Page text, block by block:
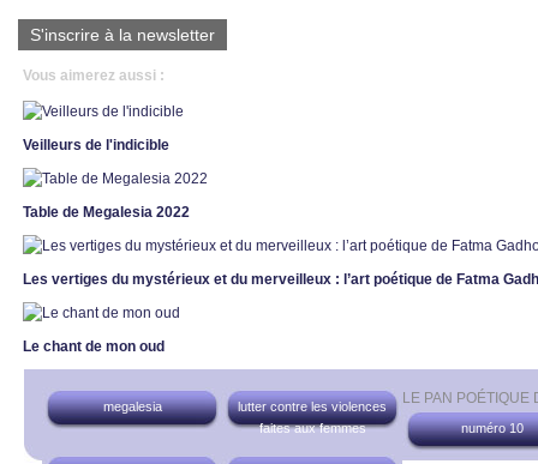
S'inscrire à la newsletter
Vous aimerez aussi :
Veilleurs de l'indicible
Table de Megalesia 2022
Les vertiges du mystérieux et du merveilleux : l’art poétique de Fatma
Le chant de mon oud
LE PAN
megalesia
lutter contre les violences
faites aux femmes
numéro 10